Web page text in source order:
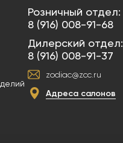
Розничный отдел:
8 (916) 008-91-68
Дилерский отдел:
8 (916) 008-91-37
zodiac@zcc.ru
Адреса салонов